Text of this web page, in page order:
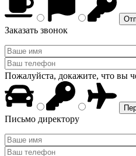
Заказать звонок
Пожалуйста, докажите, что вы
Письмо директору